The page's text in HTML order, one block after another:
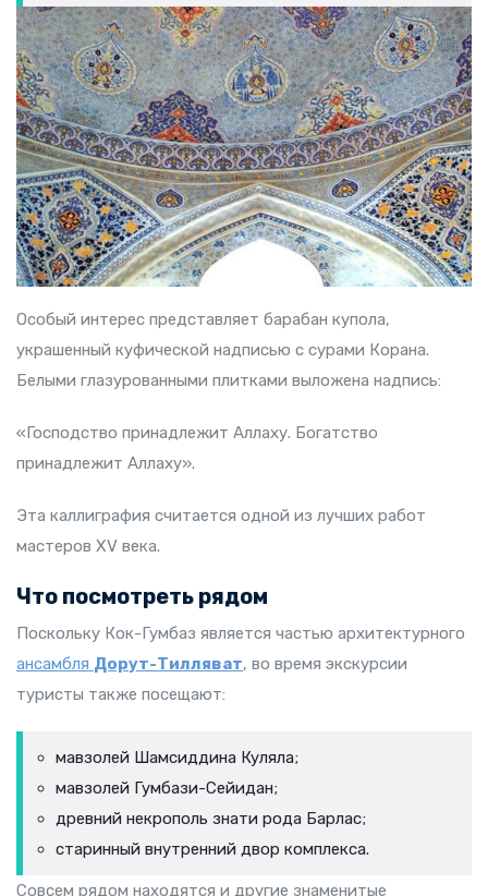
Особый интерес представляет барабан купола,
украшенный куфической надписью с сурами Корана.
Белыми глазурованными плитками выложена надпись:
«Господство принадлежит Аллаху. Богатство
принадлежит Аллаху».
Эта каллиграфия считается одной из лучших работ
мастеров XV века.
Что посмотреть рядом
Поскольку Кок-Гумбаз является частью архитектурного
ансамбля Дорут-Тилляват, во время экскурсии
туристы также посещают:
мавзолей Шамсиддина Куляла;
мавзолей Гумбази-Сейидан;
древний некрополь знати рода Барлас;
старинный внутренний двор комплекса.
Совсем рядом находятся и другие знаменитые